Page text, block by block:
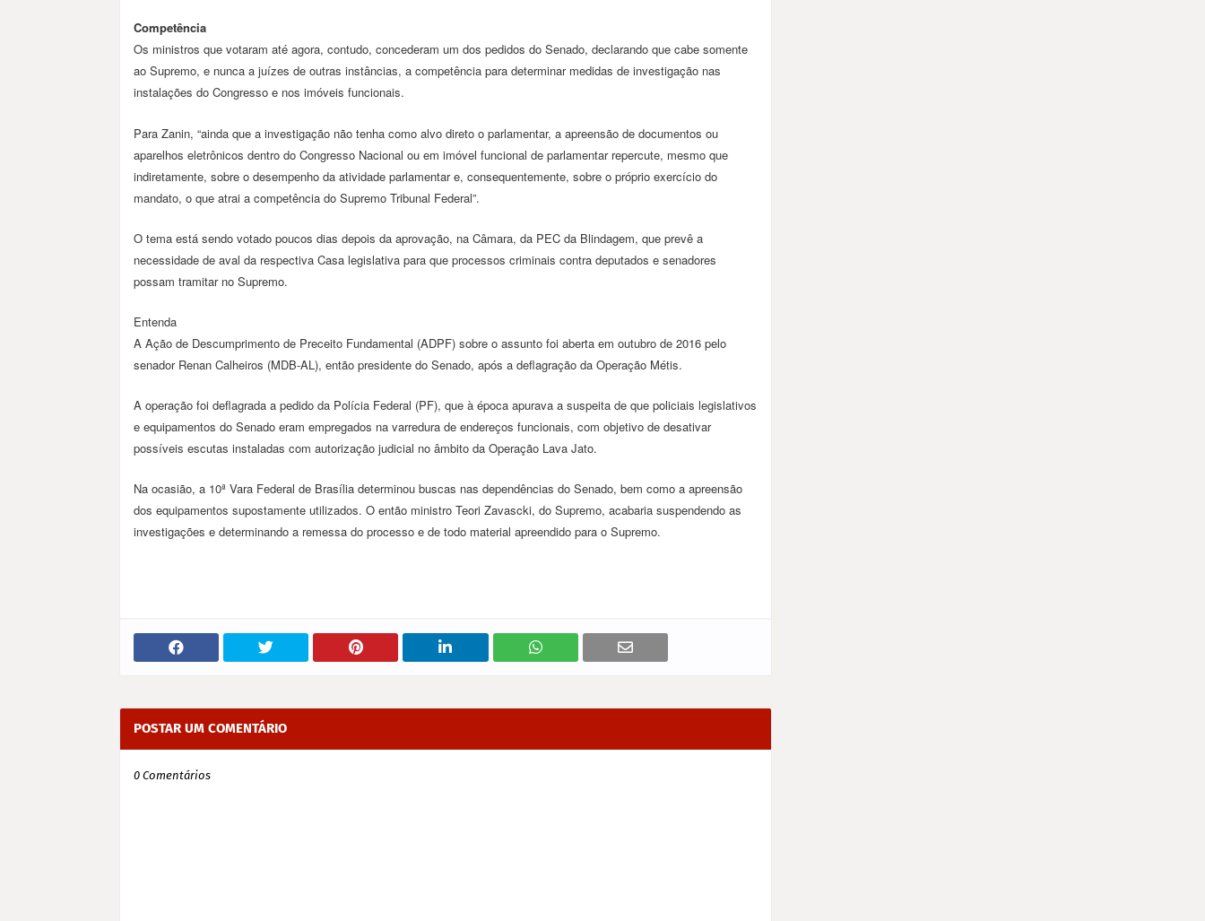
Competência
Os ministros que votaram até agora, contudo, concederam um dos pedidos do Senado, declarando que cabe somente
ao Supremo, e nunca a juízes de outras instâncias, a competência para determinar medidas de investigação nas
instalações do Congresso e nos imóveis funcionais.
Para Zanin, “ainda que a investigação não tenha como alvo direto o parlamentar, a apreensão de documentos ou
aparelhos eletrônicos dentro do Congresso Nacional ou em imóvel funcional de parlamentar repercute, mesmo que
indiretamente, sobre o desempenho da atividade parlamentar e, consequentemente, sobre o próprio exercício do
mandato, o que atrai a competência do Supremo Tribunal Federal”.
O tema está sendo votado poucos dias depois da aprovação, na Câmara, da PEC da Blindagem, que prevê a
necessidade de aval da respectiva Casa legislativa para que processos criminais contra deputados e senadores
possam tramitar no Supremo.
Entenda
A Ação de Descumprimento de Preceito Fundamental (ADPF) sobre o assunto foi aberta em outubro de 2016 pelo
senador Renan Calheiros (MDB-AL), então presidente do Senado, após a deflagração da Operação Métis.
A operação foi deflagrada a pedido da Polícia Federal (PF), que à época apurava a suspeita de que policiais legislativos
e equipamentos do Senado eram empregados na varredura de endereços funcionais, com objetivo de desativar
possíveis escutas instaladas com autorização judicial no âmbito da Operação Lava Jato.
Na ocasião, a 10ª Vara Federal de Brasília determinou buscas nas dependências do Senado, bem como a apreensão
dos equipamentos supostamente utilizados. O então ministro Teori Zavascki, do Supremo, acabaria suspendendo as
investigações e determinando a remessa do processo e de todo material apreendido para o Supremo.
POSTAR UM COMENTÁRIO
0 Comentários